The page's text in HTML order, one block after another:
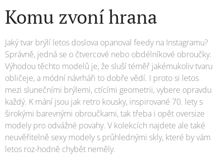
Komu zvoní hrana
Jaký tvar brýlí letos doslova opanoval feedy na Instagramu?
Správně, jedná se o čtvercové nebo obdélníkové obroučky.
Výhodou těchto modelů je, že sluší téměř jakémukoliv tvaru
obličeje, a módní návrháři to dobře vědí. I proto si letos
mezi slunečními brýlemi, ctícími geometrii, vybere opravdu
každý. K mání jsou jak retro kousky, inspirované 70. lety s
širokými barevnými obroučkami, tak třeba i opět oversize
modely pro odvážné povahy. V kolekcích najdete ale také
neuvěřitelně sexy modely s průhlednými skly, které by vám
letos roz-hodně chybět neměly.